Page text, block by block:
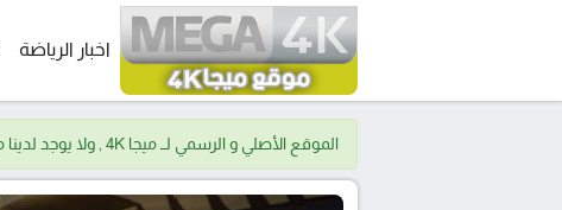
اخبار الرياضة
الموقع الأصلي و الرسمي لــ ميجا 4K , ولا يوجد لدينا موقع اخر.